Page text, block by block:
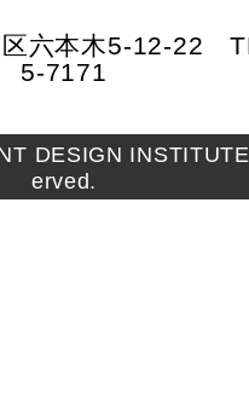
六本木5-12-22
5-7171
DESIGN
erved.